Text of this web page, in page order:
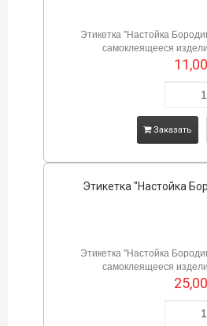
Этикетка "Настойка
самоклеящееся
11,00
Заказать
Этикетка "Настойка
Этикетка "Настойка
самоклеящееся
25,00